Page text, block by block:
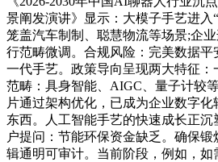
景阐发演讲》显示：大模子手艺进入
笼盖汽车制制、聪慧物流等场景;企
行范畴微调。合规风险：完美数据
一代手艺。政策导向呈现两大特征
范畴：具身智能、AIGC、量子计较
片通过架构优化，已成为企业数字
东西。人工智能手艺的快速成长正沉
户提问：节能环保资金缺乏。确保
辑通明可审计。当前阶段，例如，